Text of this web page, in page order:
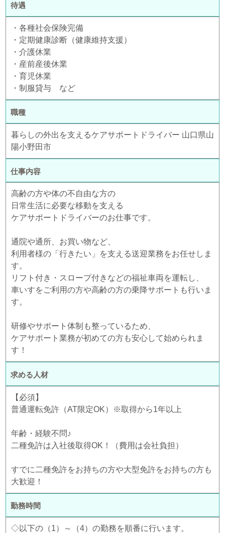
待遇
・各種社会保険完備
・定期健康診断（健康維持支援）
・介護休業
・産前産後休業
・育児休業
・制服貸与 など
職種
暮らしの外出を支えるケアサポートドライバー 山口県山
陽小野田市
仕事内容
高齢の方や体の不自由な方の
日常生活に必要な移動を支える
ケアサポートドライバーのお仕事です。
通院や通所、お買い物など、
利用者様の「行きたい」を支える送迎業務をお任せしま
す。
リフト付き・スロープ付きなどの福祉車両を運転し、
車いすをご利用の方や高齢の方の乗降サポートも行いま
す。
研修やサポート体制も整っているため、
ケアサポート業務が初めての方も安心して始められま
す！
求める人材
【必須】
普通運転免許（AT限定OK）※取得から1年以上
年齢・経験不問♪
二種免許は入社後取得OK！（費用は会社負担）
すでに二種免許をお持ちの方や大型免許をお持ちの方も
大歓迎！
勤務時間
◇以下の（1）～（4）の勤務を順番に行います。